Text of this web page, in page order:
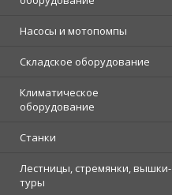
Насосы и мотопомпы
Складское оборудование
Климатическое
оборудование
Станки
Лестницы, стремянки, вышки-
туры